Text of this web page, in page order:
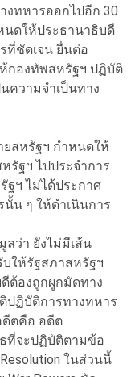
งทหารออกไปอีก 30
ดให้ประธานาธิบดี
ที่ชัดเจน ยื่นต่อ
กองทัพสหรัฐฯ ปฏิบัติ
ความจำเป็นทาง
สหรัฐฯ กำหนดให้
รัฐฯ ไปประจำการ
ฐฯ ไม่ได้ประกาศ
น ๆ ให้ดำเนินการ
ว่า ยังไม่มีเส้น
ให้รัฐสภาสหรัฐฯ
ต้องถูกผูกมัดทาง
ปฏิบัติการทางทหาร
ดีตคือ อดีต
ที่จะปฏิบัติตามข้อ
ในส่วนนี้